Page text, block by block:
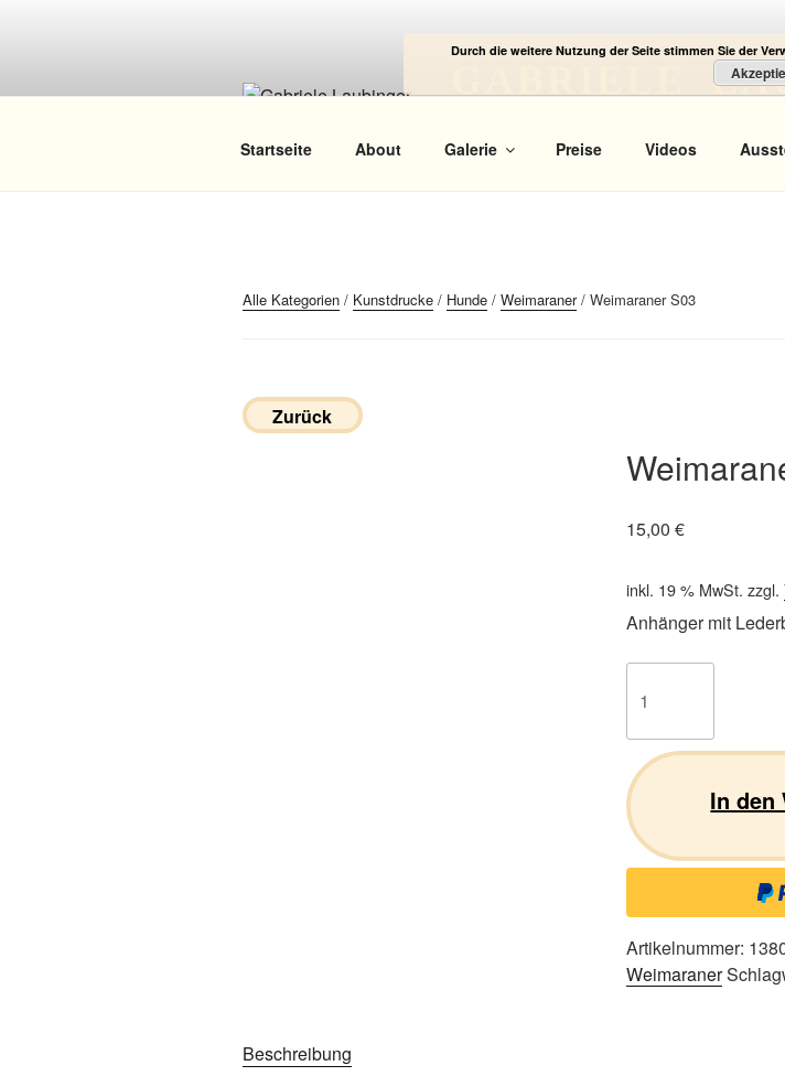
GABRIELE
Startseite About Galerie Preise Videos
Alle Kategorien / Kunstdrucke / Hunde / Weimaraner/ Weimaraner S03
Zurück
15,00 €
inkl. 19 % MwSt. zzgl.
Anhänger mit
S03
In den
Artikelnummer:
Weimaraner
Beschreibung
Durch die weitere Nutzung der Seite stimmen Sie der